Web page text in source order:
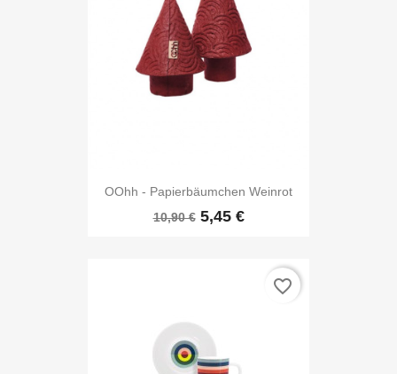
OOhh - Papierbäumchen Weinrot
10,90 € 5,45 €
favorite_border